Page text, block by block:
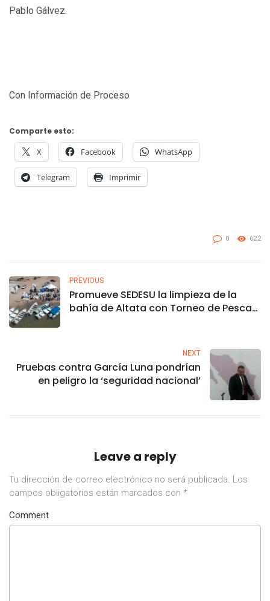
Pablo Gálvez.
Con Información de Proceso
Comparte esto:
X Facebook WhatsApp
Telegram Imprimir
0 622
PREVIOUS
Promueve SEDESU la limpieza de la
bahía de Altata con Torneo de Pesca
NEXT
Pruebas contra García Luna pondrían
en peligro la ‘seguridad nacional’
Leave a reply
Tu dirección de correo electrónico no será publicada. Los
campos obligatorios están marcados con *
Comment